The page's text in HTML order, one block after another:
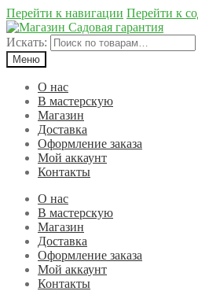
Перейти к навигации Перейти к
Искать:
Меню
О нас
В мастерскую
Магазин
Доставка
Оформление заказа
Мой аккаунт
Контакты
О нас
В мастерскую
Магазин
Доставка
Оформление заказа
Мой аккаунт
Контакты